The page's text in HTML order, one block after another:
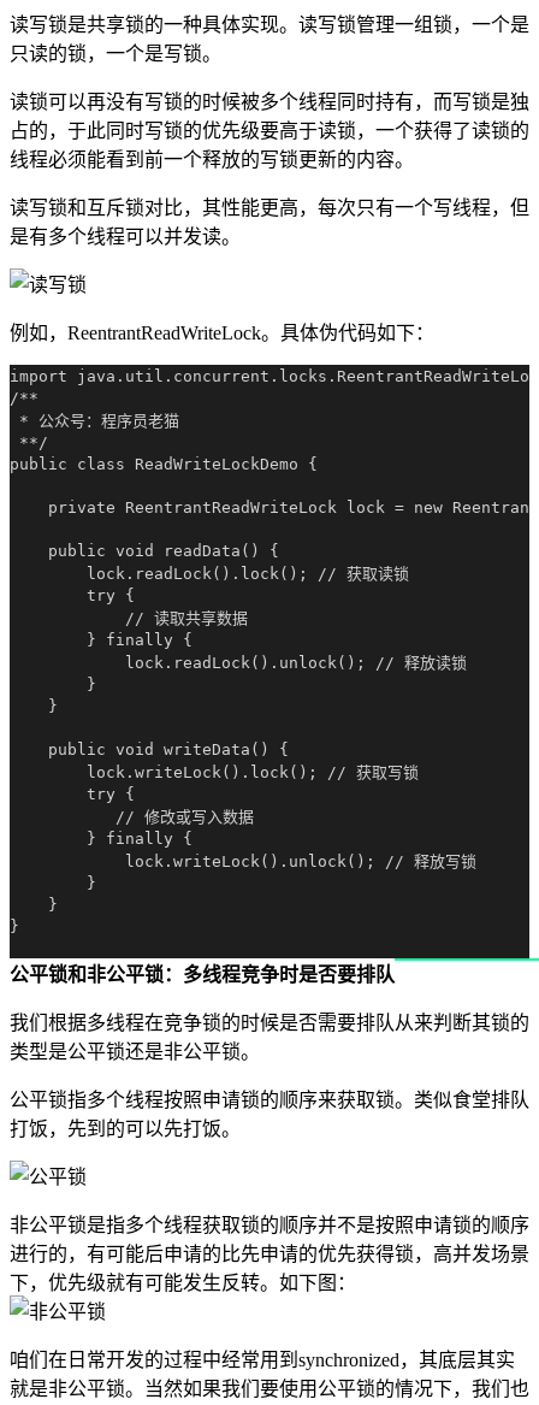
读写锁是共享锁的一种具体实现。读写锁管理一组锁，一个是
只读的锁，一个是写锁。
读锁可以再没有写锁的时候被多个线程同时持有，而写锁是独
占的，于此同时写锁的优先级要高于读锁，一个获得了读锁的
线程必须能看到前一个释放的写锁更新的内容。
读写锁和互斥锁对比，其性能更高，每次只有一个写线程，但
是有多个线程可以并发读。
例如，ReentrantReadWriteLock。具体伪代码如下：
import
/**
* 公众号：程序员老猫
**/
public class ReadWriteLockDemo {
private ReentrantReadWriteLock lock = new
    public void readData() {
        lock.readLock().lock(); // 获取读锁
        try {
            // 读取共享数据
        } finally {
            lock.readLock().unlock(); // 释放读锁
        }
    }
    public void writeData() {
        lock.writeLock().lock(); // 获取写锁
        try {
           // 修改或写入数据
        } finally {
            lock.writeLock().unlock(); // 释放写锁
        }
    }
}
公平锁和非公平锁：多线程竞争时是否要排队
我们根据多线程在竞争锁的时候是否需要排队从来判断其锁的
类型是公平锁还是非公平锁。
公平锁指多个线程按照申请锁的顺序来获取锁。类似食堂排队
打饭，先到的可以先打饭。
非公平锁是指多个线程获取锁的顺序并不是按照申请锁的顺序
进行的，有可能后申请的比先申请的优先获得锁，高并发场景
下，优先级就有可能发生反转。如下图：
咱们在日常开发的过程中经常用到synchronized，其底层其实
就是非公平锁。当然如果我们要使用公平锁的情况下，我们也